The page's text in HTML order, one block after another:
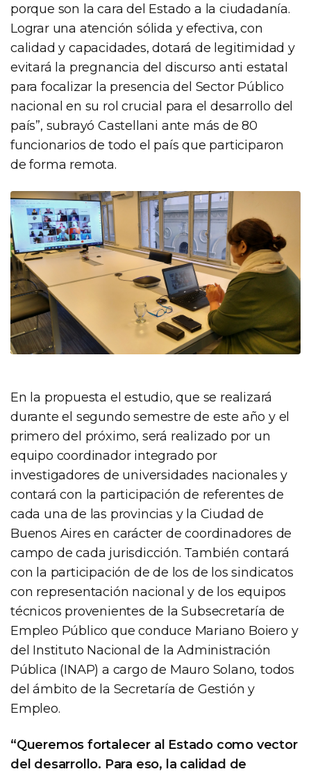
porque son la cara del Estado a la ciudadanía.
Lograr una atención sólida y efectiva, con
calidad y capacidades, dotará de legitimidad y
evitará la pregnancia del discurso anti estatal
para focalizar la presencia del Sector Público
nacional en su rol crucial para el desarrollo del
país”, subrayó Castellani ante más de 80
funcionarios de todo el país que participaron
de forma remota.
En la propuesta el estudio, que se realizará
durante el segundo semestre de este año y el
primero del próximo, será realizado por un
equipo coordinador integrado por
investigadores de universidades nacionales y
contará con la participación de referentes de
cada una de las provincias y la Ciudad de
Buenos Aires en carácter de coordinadores de
campo de cada jurisdicción. También contará
con la participación de de los de los sindicatos
con representación nacional y de los equipos
técnicos provenientes de la Subsecretaría de
Empleo Público que conduce Mariano Boiero y
del Instituto Nacional de la Administración
Pública (INAP) a cargo de Mauro Solano, todos
del ámbito de la Secretaría de Gestión y
Empleo.
“Queremos fortalecer al Estado como vector
del desarrollo. Para eso, la calidad de